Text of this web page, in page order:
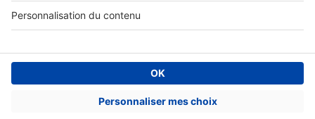
SeLoger © 1992 - 2023
Annonces Immobilières
Paramétrer mes cookies
Conditions Générales d'Utilisation
Fonctionnement de notre site